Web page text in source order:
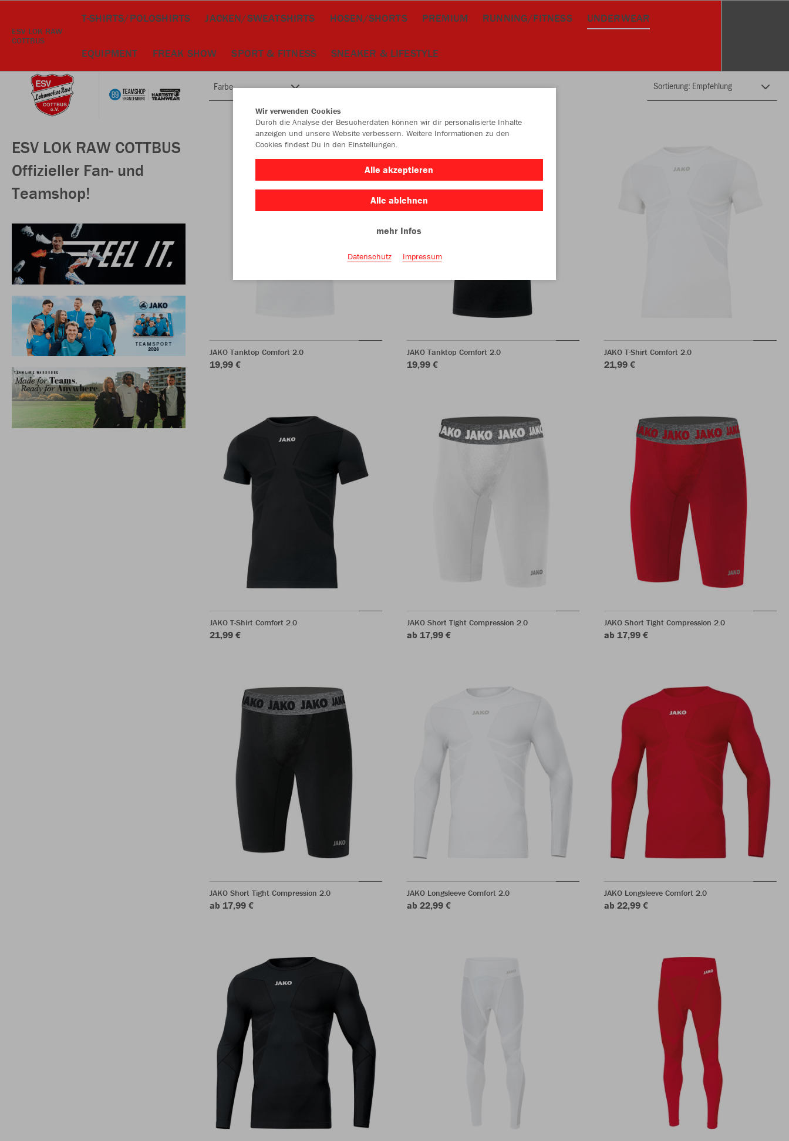
ESV LOK RAW
COTTBUS
T-SHIRTS/POLOSHIRTS JACKEN/SWEATSHIRTS HOSEN/SHORTS PREMIUM RUNNING/FITNESS UNDERWEAR
EQUIPMENT FREAK SHOW SPORT & FITNESS SNEAKER & LIFESTYLE
ESV LOK RAW COTTBUS
Offizieller Fan- und
Teamshop!
Farbe
JAKO Tanktop Comfort 2.0
19,99 €
JAKO Tanktop Comfort 2.0
19,99 €
JAKO T-Shirt Comfort 2.0
21,99 €
JAKO T-Shirt Comfort 2.0
21,99 €
JAKO Short Tight Compression 2.0
ab 17,99 €
JAKO Short Tight Compression 2.0
ab 17,99 €
JAKO Short Tight Compression 2.0
ab 17,99 €
JAKO Longsleeve Comfort 2.0
ab 22,99 €
JAKO Longsleeve Comfort 2.0
ab 22,99 €
Wir verwenden Cookies
Durch die Analyse der Besucherdaten können wir dir personalisierte Inhalte
anzeigen und unsere Website verbessern. Weitere Informationen zu den
Cookies findest Du in den Einstellungen.
Alle akzeptieren
Alle ablehnen
mehr Infos
Datenschutz Impressum